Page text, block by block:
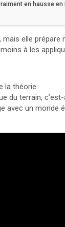
en hausse en
elle prépare
à les
la théorie.
du terrain,
avec un monde